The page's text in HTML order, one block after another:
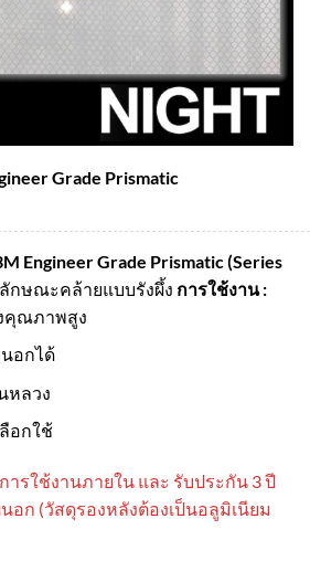
Grade Prismatic
Engineer Grade Prismatic (Series
กษณะคล้ายแบบรังผึ้ง การใช้งาน :
คุณภาพสูง
อกได้
หลวง
อกใช้
ารใช้งานภายใน และ รับประกัน 3 ปี
อก (วัสดุรองหลังต้องเป็นอลูมิเนียม